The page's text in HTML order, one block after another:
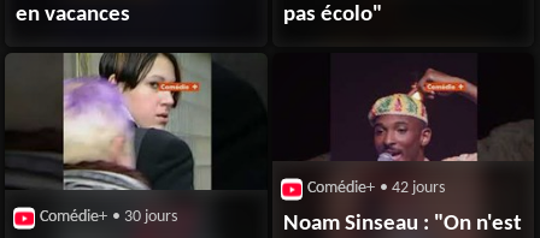
en vacances
pas écolo"
Comédie+ • 30 jours
Comédie+ • 42 jours
Noam Sinseau : "On n'est